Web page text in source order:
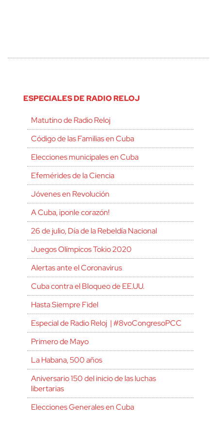
ESPECIALES DE RADIO RELOJ
Matutino de Radio Reloj
Código de las Familias en Cuba
Elecciones municipales en Cuba
Efemérides de la Ciencia
Jóvenes en Revolución
A Cuba, ¡ponle corazón!
26 de julio, Día de la Rebeldía Nacional
Juegos Olímpicos Tokio 2020
Alertas ante el Coronavirus
Cuba contra el Bloqueo de EE.UU.
Hasta Siempre Fidel
Especial de Radio Reloj | #8voCongresoPCC
Primero de Mayo
La Habana, 500 años
Aniversario 150 del inicio de las luchas
libertarias
Elecciones Generales en Cuba